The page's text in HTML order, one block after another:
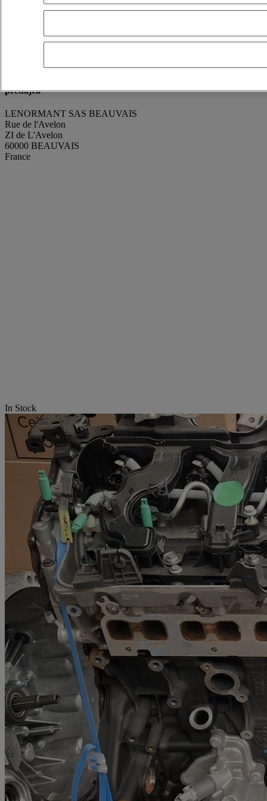
renaud GODEFROY
Kontakt pomocou WhatsappPoslať správu
Manufacturing Year 2025
predajca
LENORMANT SAS BEAUVAIS
Rue de l'Avelon
ZI de L'Avelon
60000 BEAUVAIS
France
In Stock